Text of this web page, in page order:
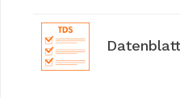
Datenblatt